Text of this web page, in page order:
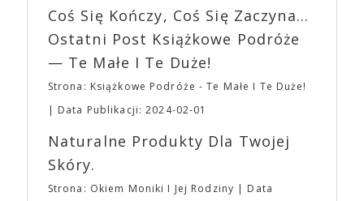
„Bo się boi” w kinach od 21 kwietnia.
EXPO XXI!
Coś Się Kończy, Coś Się Zaczyna...
Ostatni Post Książkowe Podróże
— Te Małe I Te Duże!
Strona: Książkowe Podróże - Te Małe I Te Duże!
Data Publikacji: 2024-02-01
Naturalne Produkty Dla Twojej
Skóry.
Strona: Okiem Moniki I Jej Rodziny
Data